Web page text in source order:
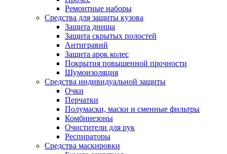
Ремонтные наборы
Средства для защиты кузова
Защита днища
Защита скрытых полостей
Антигравий
Защита арок колес
Покрытия повышенной прочности
Шумоизоляция
Средства индивидуальной защиты
Очки
Перчатки
Полумаски, маски и сменные фильтры
Комбинезоны
Очистители для рук
Респираторы
Средства маскировки